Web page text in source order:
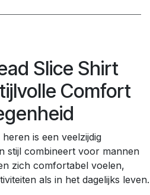
Slice Shirt
Comfort
is een veelzijdig
stijl combineert voor mannen
zich comfortabel voelen,
als in het dagelijks leven.